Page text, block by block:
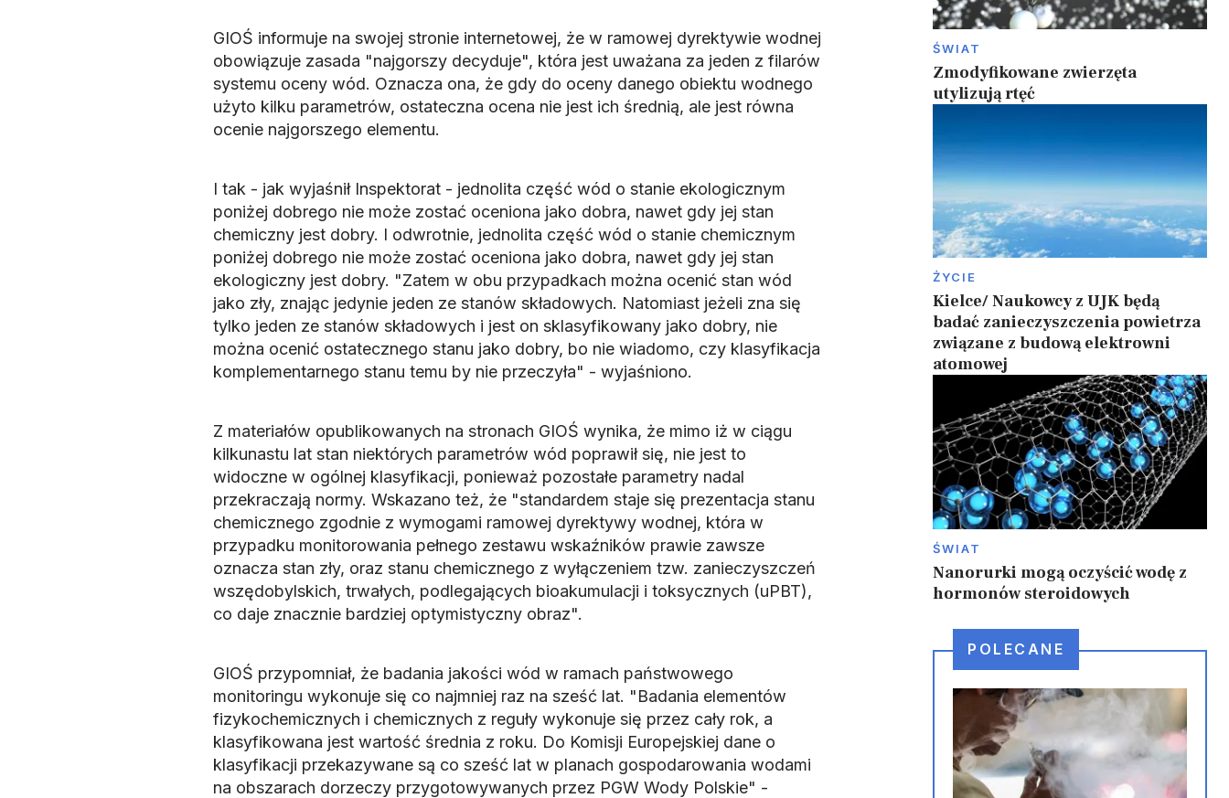
GIOŚ informuje na swojej stronie internetowej, że w ramowej dyrektywie wodnej
obowiązuje zasada "najgorszy decyduje", która jest uważana za jeden z filarów
systemu oceny wód. Oznacza ona, że gdy do oceny danego obiektu wodnego
użyto kilku parametrów, ostateczna ocena nie jest ich średnią, ale jest równa
ocenie najgorszego elementu.
I tak - jak wyjaśnił Inspektorat - jednolita część wód o stanie ekologicznym
poniżej dobrego nie może zostać oceniona jako dobra, nawet gdy jej stan
chemiczny jest dobry. I odwrotnie, jednolita część wód o stanie chemicznym
poniżej dobrego nie może zostać oceniona jako dobra, nawet gdy jej stan
ekologiczny jest dobry. "Zatem w obu przypadkach można ocenić stan wód
jako zły, znając jedynie jeden ze stanów składowych. Natomiast jeżeli zna się
tylko jeden ze stanów składowych i jest on sklasyfikowany jako dobry, nie
można ocenić ostatecznego stanu jako dobry, bo nie wiadomo, czy klasyfikacja
komplementarnego stanu temu by nie przeczyła" - wyjaśniono.
Z materiałów opublikowanych na stronach GIOŚ wynika, że mimo iż w ciągu
kilkunastu lat stan niektórych parametrów wód poprawił się, nie jest to
widoczne w ogólnej klasyfikacji, ponieważ pozostałe parametry nadal
przekraczają normy. Wskazano też, że "standardem staje się prezentacja stanu
chemicznego zgodnie z wymogami ramowej dyrektywy wodnej, która w
przypadku monitorowania pełnego zestawu wskaźników prawie zawsze
oznacza stan zły, oraz stanu chemicznego z wyłączeniem tzw. zanieczyszczeń
wszędobylskich, trwałych, podlegających bioakumulacji i toksycznych (uPBT),
co daje znacznie bardziej optymistyczny obraz".
GIOŚ przypomniał, że badania jakości wód w ramach państwowego
monitoringu wykonuje się co najmniej raz na sześć lat. "Badania elementów
fizykochemicznych i chemicznych z reguły wykonuje się przez cały rok, a
klasyfikowana jest wartość średnia z roku. Do Komisji Europejskiej dane o
klasyfikacji przekazywane są co sześć lat w planach gospodarowania wodami
na obszarach dorzeczy przygotowywanych przez PGW Wody Polskie" -
ŚWIAT
Zmodyfikowane zwierzęta
utylizują rtęć
ŻYCIE
Kielce/ Naukowcy z UJK będą
badać zanieczyszczenia powietrza
związane z budową elektrowni
atomowej
ŚWIAT
Nanorurki mogą oczyścić wodę z
hormonów steroidowych
POLECANE